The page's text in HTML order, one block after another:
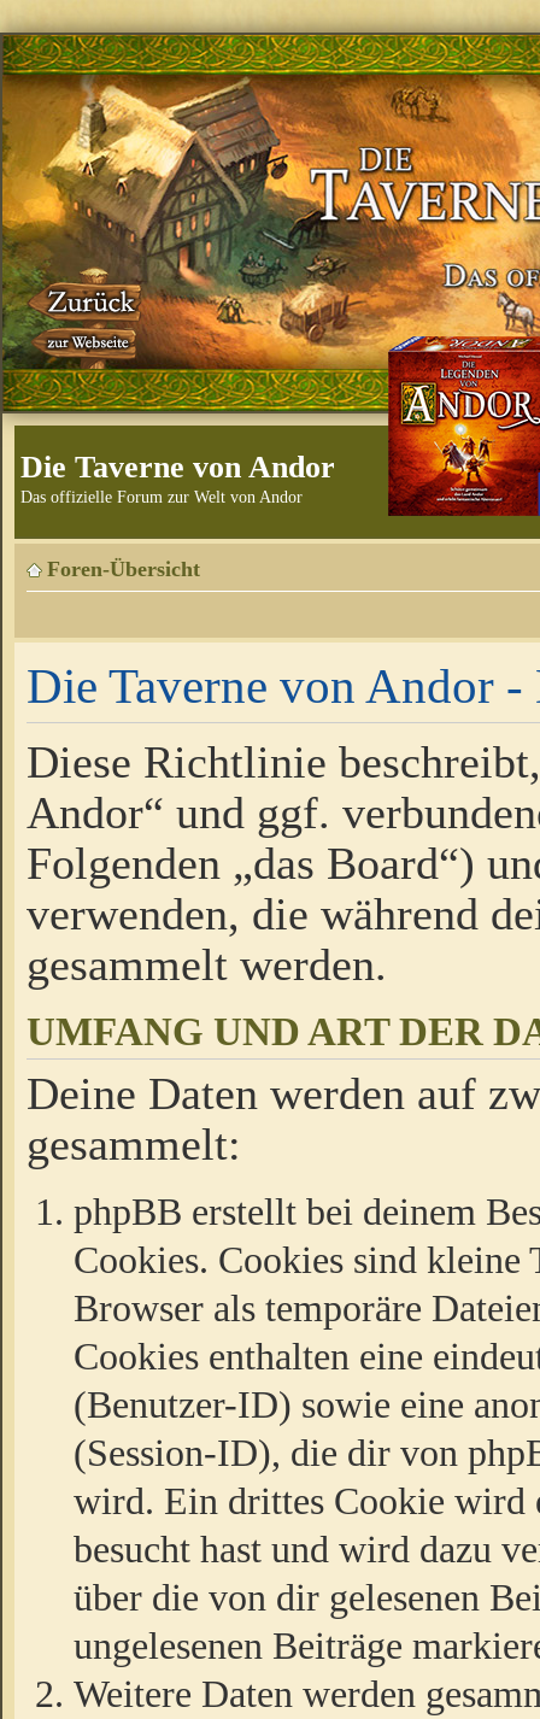
Die Taverne von Andor
Das offizielle Forum zur Welt von Andor
Foren-Übersicht
Die Taverne von Andor
Diese Richtlinie
Andor“ und ggf.
Folgenden „das Board“)
verwenden, die während
gesammelt werden.
UMFANG UND ART DER
Deine Daten werden auf
gesammelt:
phpBB erstellt bei deinem
Cookies. Cookies sind kleine
Browser als temporäre
Cookies enthalten eine
(Benutzer-ID) sowie eine
(Session-ID), die dir von
wird. Ein drittes Cookie wird
besucht hast und wird dazu
über die von dir gelesenen
ungelesenen Beiträge
Weitere Daten werden